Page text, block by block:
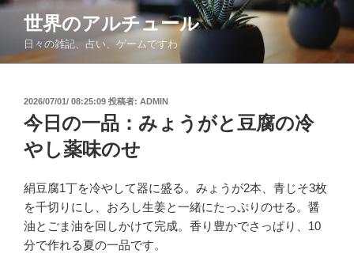
コ
ン
世界のアルチュール
日々の雑記、占い、ゲームですわ
投
稿
日:
2026/07/01/ 08:25:09 投稿者: ADMIN
今日の一品：みょうがと豆腐の冷
やし薬味のせ
絹豆腐1丁を冷やして器に盛る。みょうが2本、青じそ3枚
を千切りにし、おろし生姜と一緒にたっぷりのせる。醤
油とごま油を回しかけて完成。香り豊かでさっぱり、10
分で作れる夏の一品です。